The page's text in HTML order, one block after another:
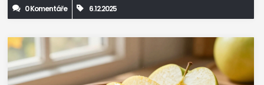
0 Komentáře 6.12.2025